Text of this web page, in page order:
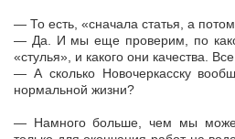
— То есть, «сначала статья, а
— Да. И мы еще проверим, по
«стулья», и какого они качества.
— А сколько Новочеркасску
нормальной жизни?
— Намного больше, чем мы